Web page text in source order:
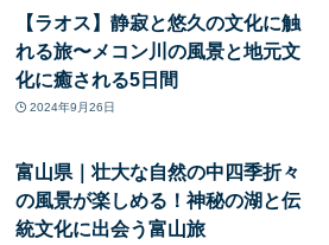
【ラオス】静寂と悠久の文化に触
れる旅〜メコン川の風景と地元文
化に癒される5日間
2024年9月26日
富山県｜壮大な自然の中四季折々
の風景が楽しめる！神秘の湖と伝
統文化に出会う富山旅